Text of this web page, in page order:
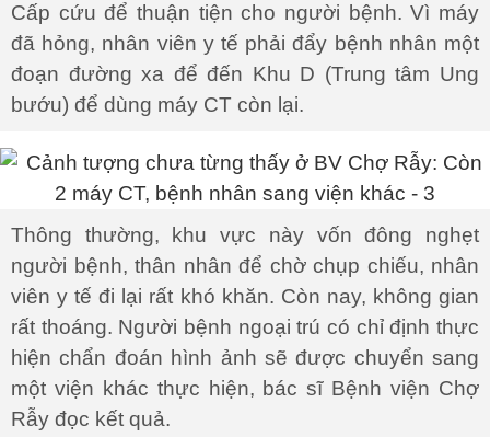
Cấp cứu để thuận tiện cho người bệnh. Vì máy
đã hỏng, nhân viên y tế phải đẩy bệnh nhân một
đoạn đường xa để đến Khu D (Trung tâm Ung
bướu) để dùng máy CT còn lại.
Thông thường, khu vực này vốn đông nghẹt
người bệnh, thân nhân để chờ chụp chiếu, nhân
viên y tế đi lại rất khó khăn. Còn nay, không gian
rất thoáng. Người bệnh ngoại trú có chỉ định thực
hiện chẩn đoán hình ảnh sẽ được chuyển sang
một viện khác thực hiện, bác sĩ Bệnh viện Chợ
Rẫy đọc kết quả.